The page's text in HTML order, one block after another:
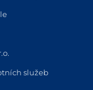
služeb